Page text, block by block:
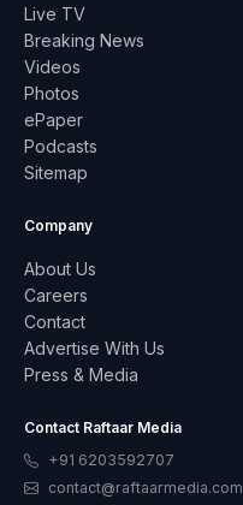
Live TV
Breaking News
Videos
Photos
ePaper
Podcasts
Sitemap
Company
About Us
Careers
Contact
Advertise With Us
Press & Media
Contact Raftaar Media
+91 6203592707
contact@raftaarmedia.com